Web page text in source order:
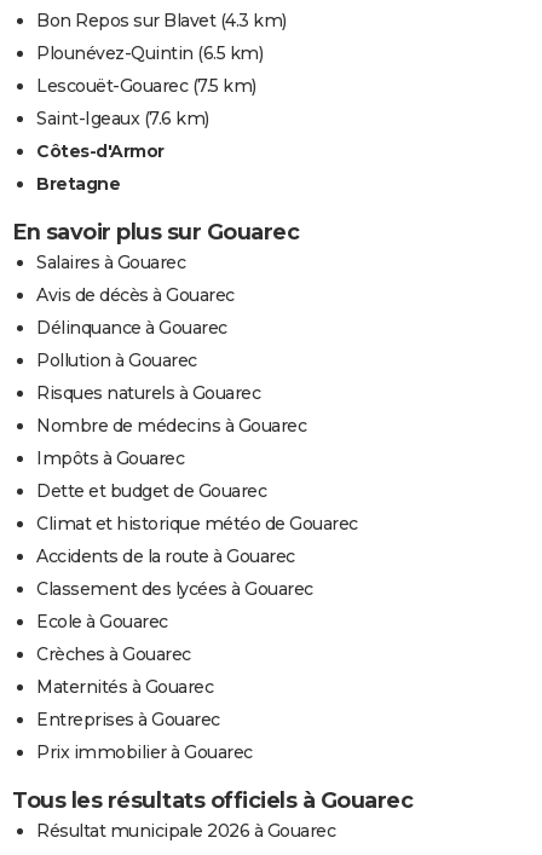
Bon Repos sur Blavet(4.3 km)
Plounévez-Quintin (6.5 km)
Lescouët-Gouarec(7.5 km)
Saint-Igeaux (7.6 km)
Côtes-d'Armor
Bretagne
En savoir plus sur Gouarec
Salaires à Gouarec
Avis de décès à Gouarec
Délinquance à Gouarec
Pollution à Gouarec
Risques naturels à Gouarec
Nombre de médecins à Gouarec
Impôts à Gouarec
Dette et budget de Gouarec
Climat et historique météo de Gouarec
Accidents de la route à Gouarec
Classement des lycées à Gouarec
Ecole à Gouarec
Crèches à Gouarec
Maternités à Gouarec
Entreprises à Gouarec
Prix immobilier à Gouarec
Tous les résultats officiels à Gouarec
Résultat municipale 2026 à Gouarec